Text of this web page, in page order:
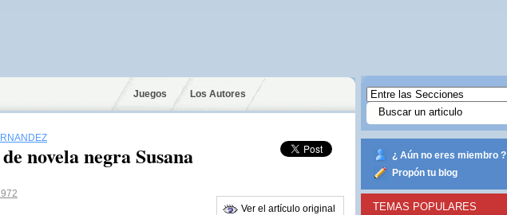
Juegos Los Autores
novela negra Susana
Ver el artículo original
¿ Aún no eres miembro ?
Propón tu blog
TEMAS POPULARES